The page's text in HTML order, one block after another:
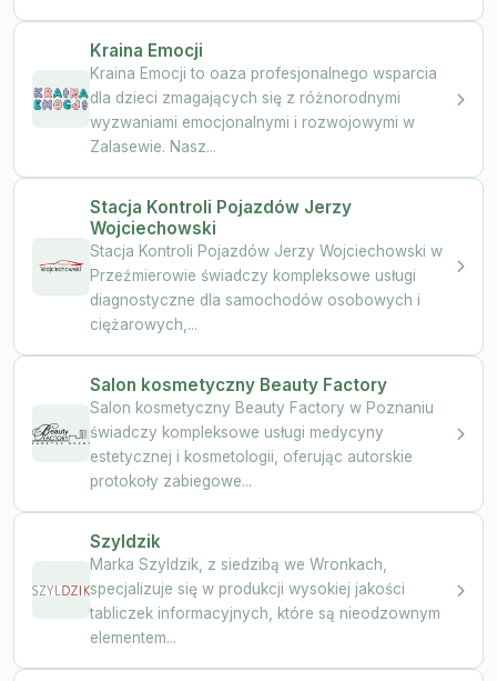
Kraina Emocji
Kraina Emocji to oaza profesjonalnego wsparcia
dla dzieci zmagających się z różnorodnymi
wyzwaniami emocjonalnymi i rozwojowymi w
Zalasewie. Nasz...
Stacja Kontroli Pojazdów Jerzy
Wojciechowski
Stacja Kontroli Pojazdów Jerzy Wojciechowski w
Przeźmierowie świadczy kompleksowe usługi
diagnostyczne dla samochodów osobowych i
ciężarowych,...
Salon kosmetyczny Beauty Factory
Salon kosmetyczny Beauty Factory w Poznaniu
świadczy kompleksowe usługi medycyny
estetycznej i kosmetologii, oferując autorskie
protokoły zabiegowe...
Szyldzik
Marka Szyldzik, z siedzibą we Wronkach,
specjalizuje się w produkcji wysokiej jakości
tabliczek informacyjnych, które są nieodzownym
elementem...